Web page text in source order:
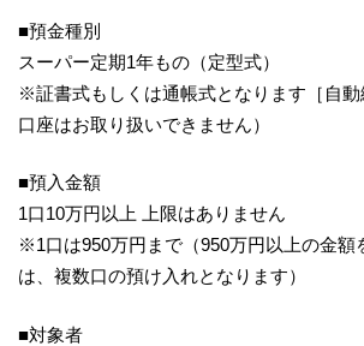
■預金種別
スーパー定期1年もの（定型式）
※証書式もしくは通帳式となります［自
口座はお取り扱いできません）
■預入金額
1口10万円以上 上限はありません
※1口は950万円まで（950万円以上の金額
は、複数口の預け入れとなります）
■対象者